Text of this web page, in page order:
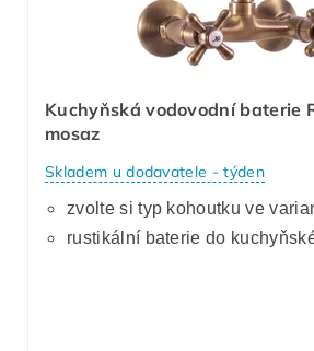
Kuchyňská vodovodní baterie
mosaz
Skladem u dodavatele - týden
zvolte si typ kohoutku ve
rustikální baterie do